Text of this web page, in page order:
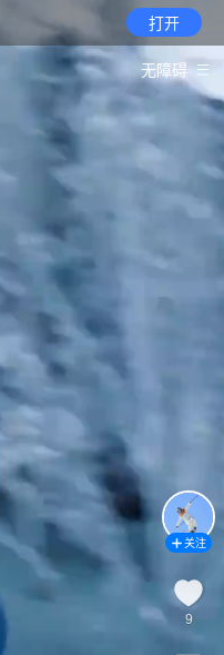
打开
无障碍
关注
9